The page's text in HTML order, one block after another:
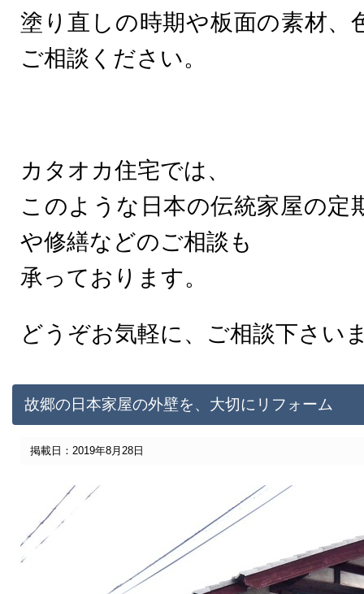
塗り直しの時期や板面の素材、
ご相談ください。
カタオカ住宅では、
このような日本の伝統家屋の定
や修繕などのご相談も
承っております。
どうぞお気軽に、ご相談下さい
故郷の日本家屋の外壁を、大切にリフォーム
掲載日：2019年8月28日